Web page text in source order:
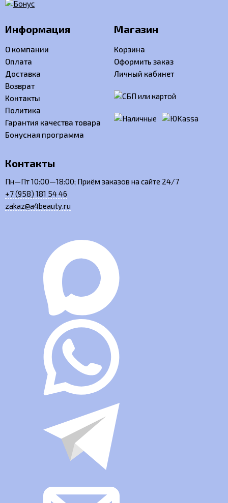
Информация
О компании
Оплата
Доставка
Возврат
Контакты
Политика
Гарантия качества товара
Бонусная программа
Магазин
Корзина
Оформить заказ
Личный кабинет
Контакты
Пн—Пт 10:00—18:00; Приём заказов на сайте 24/7
+7 (958) 181 54 46
zakaz@a4beauty.ru